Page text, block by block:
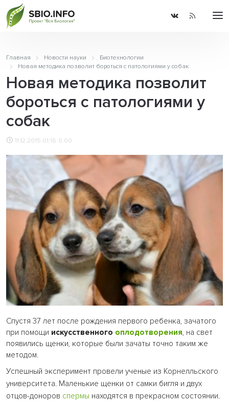
Главная Новости науки
Биотехнологии
Новая методика позволит бороться с патологиями у собак
Новая методика позволит
бороться с патологиями у
собак
11.12.2015 01:16 0.00
Спустя 37 лет после рождения первого ребенка, зачатого
при помощи искусственного оплодотворения, на свет
появились щенки, которые были зачаты точно таким же
методом.
Успешный эксперимент провели ученые из Корнелльского
университета. Маленькие щенки от самки бигля и двух
отцов-доноров спермы находятся в прекрасном состоянии.